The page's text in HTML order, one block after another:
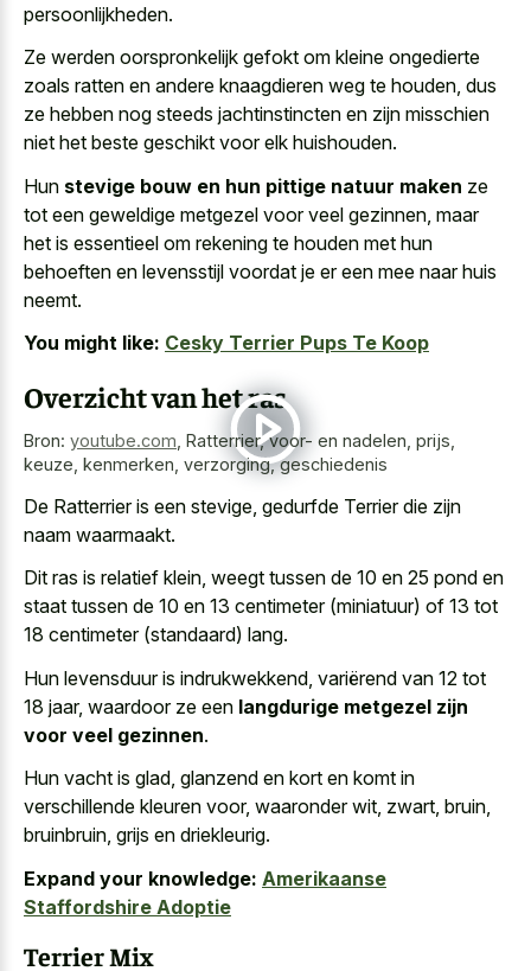
persoonlijkheden.
Ze werden oorspronkelijk gefokt om kleine ongedierte
zoals ratten en andere knaagdieren weg te houden, dus
ze hebben nog steeds jachtinstincten en zijn misschien
niet het beste geschikt voor elk huishouden.
Hun stevige bouw en hun pittige natuur maken ze
tot een geweldige metgezel voor veel gezinnen, maar
het is essentieel om rekening te houden met hun
behoeften en levensstijl voordat je er een mee naar huis
neemt.
You might like: Cesky Terrier Pups Te Koop
Overzicht van het ras
Bron: youtube.com Ratterrier, voor- en nadelen, prijs,
keuze, kenmerken, verzorging, geschiedenis
De Ratterrier is een stevige, gedurfde Terrier die zijn
naam waarmaakt.
Dit ras is relatief klein, weegt tussen de 10 en 25 pond en
staat tussen de 10 en 13 centimeter (miniatuur) of 13 tot
18 centimeter (standaard) lang.
Hun levensduur is indrukwekkend, variërend van 12 tot
18 jaar, waardoor ze een langdurige metgezel zijn
voor veel gezinnen.
Hun vacht is glad, glanzend en kort en komt in
verschillende kleuren voor, waaronder wit, zwart, bruin,
bruinbruin, grijs en driekleurig.
Expand your knowledge: Amerikaanse
Staffordshire Adoptie
Terrier Mix